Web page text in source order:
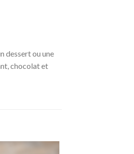
dessert ou une
chocolat et